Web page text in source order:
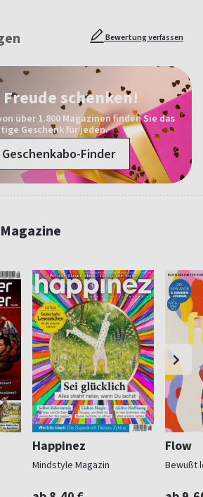
Bewertung verfassen
Freude schenken!
über 1.800 Magazinen finden Sie das
Geschenk für jeden.
Geschenkabo-Finder
Happinez
Mindstyle Magazin
Flow
Bewußt